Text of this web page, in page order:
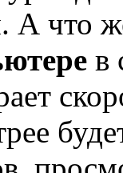
А что
в